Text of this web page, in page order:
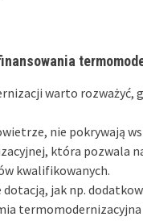
warto rozważyć,
nie pokrywają
która pozwala
kwalifikowanych.
jak np.